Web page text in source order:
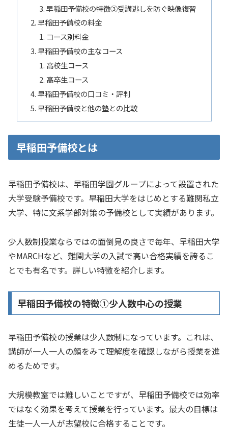
早稲田予備校の特徴➂受講逃しを防ぐ映像復習
早稲田予備校の料金
コース別料金
早稲田予備校の主なコース
高校生コース
高卒生コース
早稲田予備校の口コミ・評判
早稲田予備校と他の塾との比較
早稲田予備校とは
早稲田予備校は、早稲田学園グループによって設置された
大学受験予備校です。早稲田大学をはじめとする難関私立
大学、特に文系学部対策の予備校として実績があります。
少人数制授業ならではの面倒見の良さで毎年、早稲田大学
やMARCHなど、難関大学の入試で高い合格実績を誇るこ
とでも有名です。詳しい特徴を紹介します。
早稲田予備校の特徴①少人数中心の授業
早稲田予備校の授業は少人数制になっています。これは、
講師が一人一人の顔をみて理解度を確認しながら授業を進
めるためです。
大規模教室では難しいことですが、早稲田予備校では効率
ではなく効果を考えて授業を行っています。最大の目標は
生徒一人一人が志望校に合格することです。